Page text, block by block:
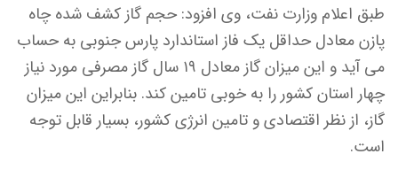
طبق اعلام وزارت نفت، وی افزود: حجم گاز کشف شده چاه
پازن معادل حداقل یک فاز استاندارد پارس جنوبی به حساب
می آید و این میزان گاز معادل ۱۹ سال گاز مصرفی مورد نیاز
چهار استان کشور را به خوبی تامین کند. بنابراین این میزان
گاز، از نظر اقتصادی و تامین انرژی کشور، بسیار قابل توجه
است.